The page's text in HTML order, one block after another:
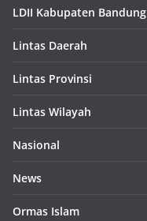
LDII Kabupaten Bandung
Lintas Daerah
Lintas Provinsi
Lintas Wilayah
Nasional
News
Ormas Islam